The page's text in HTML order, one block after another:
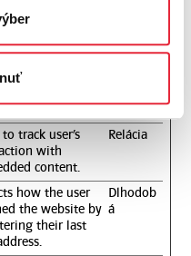
to send data to
Analytics
the visitor's
the visitor
channels.
to track user’s
with
content.
Relácia
how the user
the website by
their last
Dlhodob
á